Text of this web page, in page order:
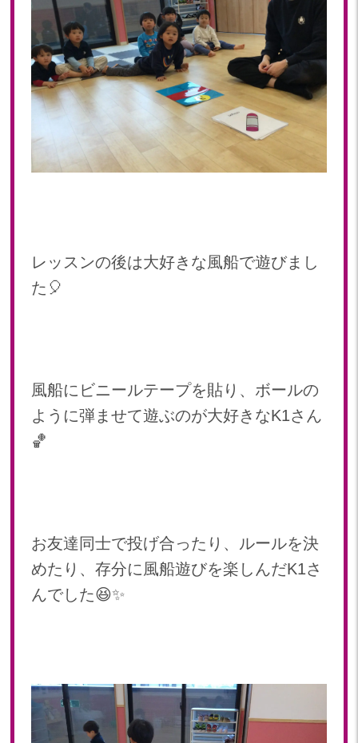
レッスンの後は大好きな風船で遊びまし
た🎈
風船にビニールテープを貼り、ボールの
ように弾ませて遊ぶのが大好きなK1さん
🏀
お友達同士で投げ合ったり、ルールを決
めたり、存分に風船遊びを楽しんだK1さ
んでした😆✨